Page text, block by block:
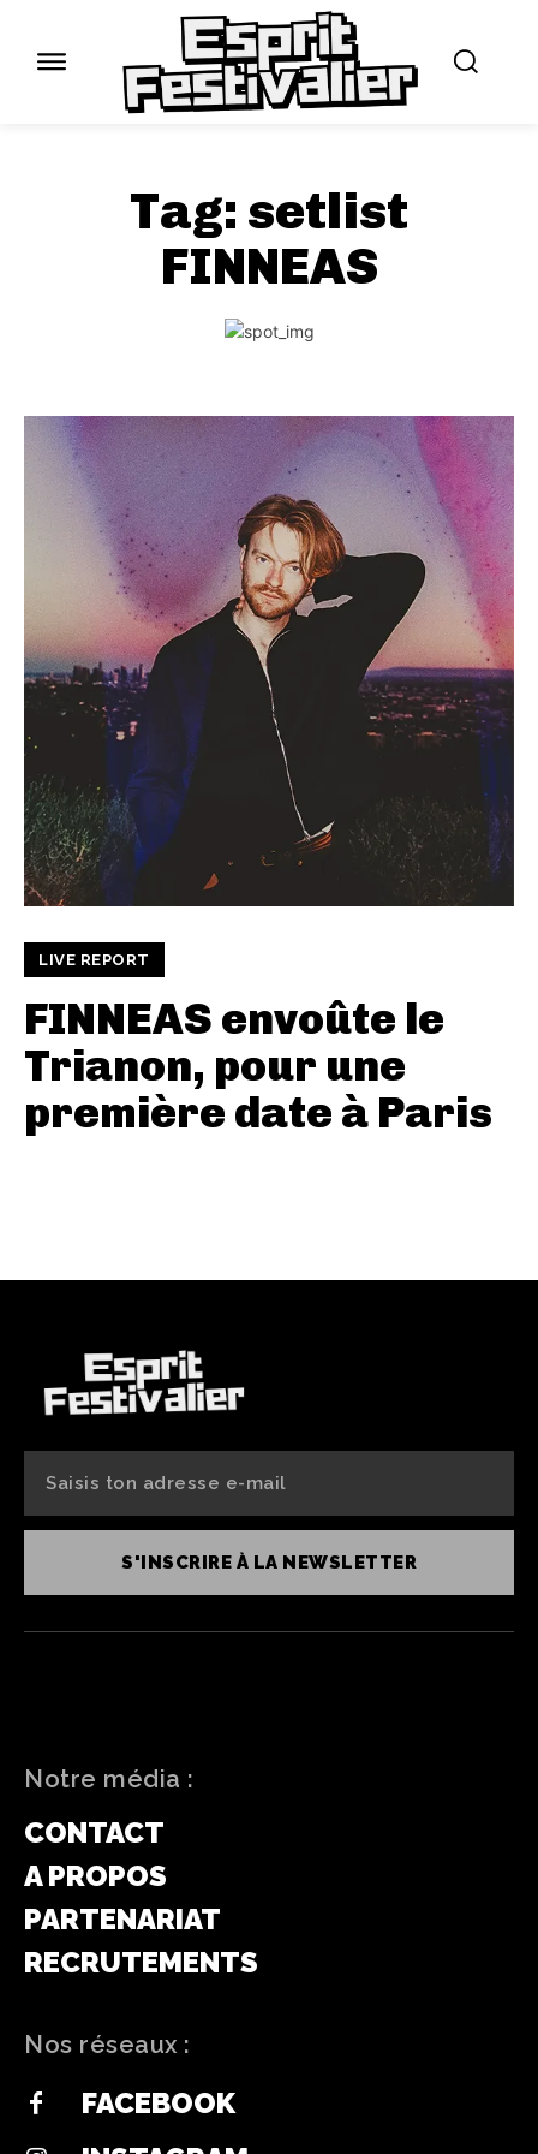
Tag: setlist
FINNEAS
LIVE REPORT
FINNEAS envoûte le
Trianon, pour une
première date à Paris
S'INSCRIRE À LA NEWSLETTER
Notre média :
CONTACT
A PROPOS
PARTENARIAT
RECRUTEMENTS
Nos réseaux :
FACEBOOK